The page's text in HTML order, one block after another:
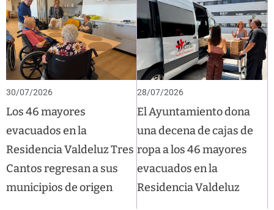
30/07/2026
Los 46 mayores
evacuados en la
Residencia Valdeluz Tres
Cantos regresan a sus
municipios de origen
28/07/2026
El Ayuntamiento dona
una decena de cajas de
ropa a los 46 mayores
evacuados en la
Residencia Valdeluz